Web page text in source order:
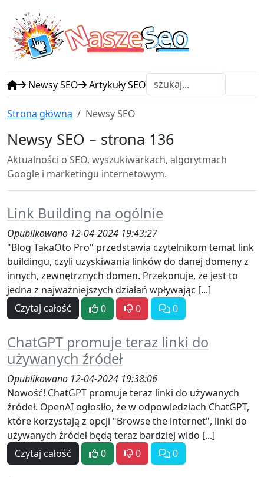
NaszeSeo
Newsy SEO Artykuły SEO
Strona główna Newsy SEO
Newsy SEO – strona 136
Aktualności o SEO, wyszukiwarkach, algorytmach
Google i marketingu internetowym.
Link Building na ogólnie
Opublikowano 12-04-2024 19:43:27
"Blog TakaOto Pro" przedstawia czytelnikom temat link
buildingu, czyli uzyskiwania linków do danej domeny z
innych, zewnętrznych domen. Przekonuje, że jest to
jedna z najważniejszych działań wpływając [...]
Czytaj całość
0 0 0
ChatGPT promuje teraz linki do
używanych źródeł
Opublikowano 12-04-2024 19:38:06
Nowość! ChatGPT promuje teraz linki do używanych
źródeł. OpenAI ogłosiło, że w odpowiedziach ChatGPT,
które korzystają z opcji "Browse the internet", linki do
używanych źródeł będą teraz bardziej wido [...]
Czytaj całość
0 0 0